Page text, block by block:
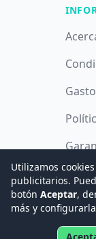
© 2008 -2026
Utilizamos
publicitarios.
botón Aceptar,
más y